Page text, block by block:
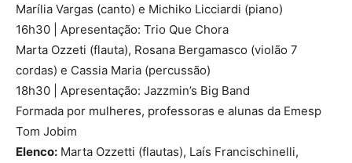
Marília Vargas (canto) e Michiko Licciardi (piano)
16h30 | Apresentação: Trio Que Chora
Marta Ozzeti (flauta), Rosana Bergamasco (violão 7
cordas) e Cassia Maria (percussão)
18h30 | Apresentação: Jazzmin’s Big Band
Formada por mulheres, professoras e alunas da Emesp
Tom Jobim
Elenco: Marta Ozzetti (flautas), Laís Francischinelli,